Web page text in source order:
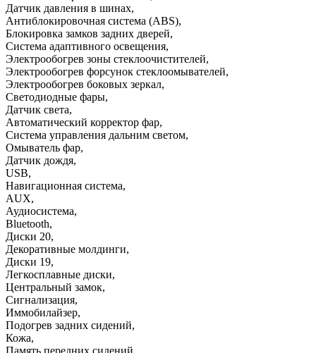
Датчик давления в шинах,
Антиблокировочная система (ABS),
Блокировка замков задних дверей,
Система адаптивного освещения,
Электрообогрев зоны стеклоочистителей,
Электрообогрев форсунок стеклоомывателей,
Электрообогрев боковых зеркал,
Светодиодные фары,
Датчик света,
Автоматический корректор фар,
Система управления дальним светом,
Омыватель фар,
Датчик дождя,
USB,
Навигационная система,
AUX,
Аудиосистема,
Bluetooth,
Диски 20,
Декоративные молдинги,
Диски 19,
Легкосплавные диски,
Центральный замок,
Сигнализация,
Иммобилайзер,
Подогрев задних сидений,
Кожа,
Память передних сидений